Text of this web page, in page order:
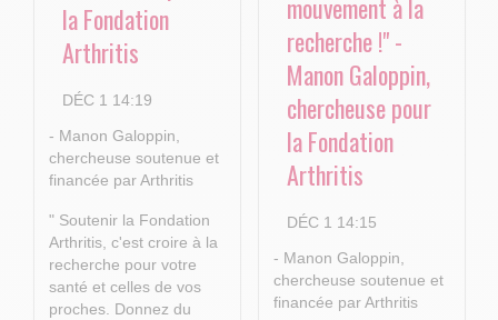
la Fondation
Arthritis
DÉC 1 14:19
- Manon Galoppin,
chercheuse soutenue et
financée par Arthritis
" Soutenir la Fondation
Arthritis, c'est croire à la
recherche pour votre
santé et celles de vos
proches. Donnez du
mouvement à la
recherche !" -
Manon Galoppin,
chercheuse pour
la Fondation
Arthritis
DÉC 1 14:15
- Manon Galoppin,
chercheuse soutenue et
financée par Arthritis